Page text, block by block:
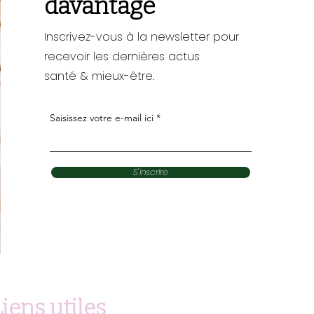
davantage
Inscrivez-vous à la newsletter pour
recevoir les dernières actus
santé & mieux-être.
Saisissez votre e-mail ici
S'inscrire
utiles